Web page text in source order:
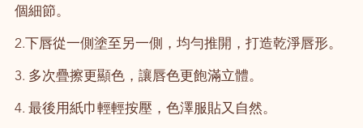
個細節。
2.下唇從一側塗至另一側，均勻推開，打造乾淨唇形。
3. 多次疊擦更顯色，讓唇色更飽滿立體。
4. 最後用紙巾輕輕按壓，色澤服貼又自然。